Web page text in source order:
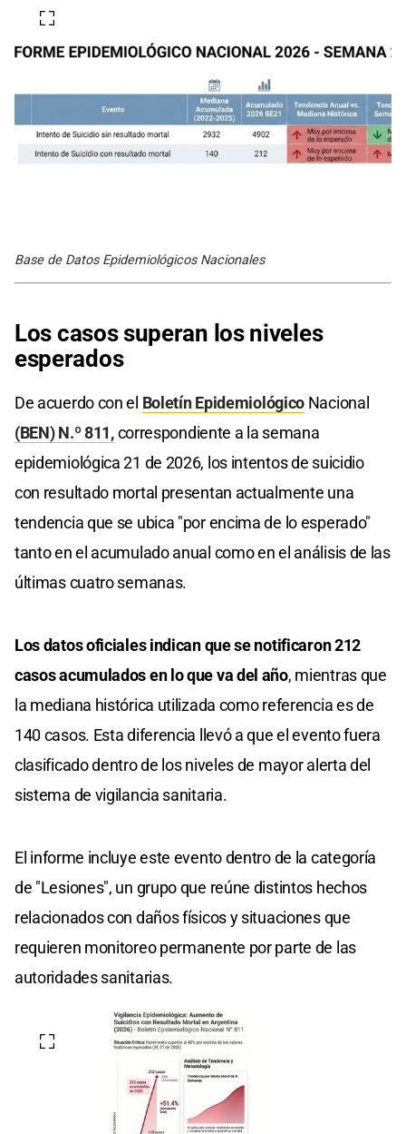
Base de Datos Epidemiológicos Nacionales
Los casos superan los niveles
esperados
De acuerdo con el Boletín Epidemiológico Nacional
(BEN) N.º 811,correspondiente a la semana
epidemiológica 21 de 2026, los intentos de suicidio
con resultado mortal presentan actualmente una
tendencia que se ubica "por encima de lo esperado"
tanto en el acumulado anual como en el análisis de las
últimas cuatro semanas.
Los datos oficiales indican que se notificaron 212
casos acumulados en lo que va del año, mientras que
la mediana histórica utilizada como referencia es de
140 casos. Esta diferencia llevó a que el evento fuera
clasificado dentro de los niveles de mayor alerta del
sistema de vigilancia sanitaria.
El informe incluye este evento dentro de la categoría
de "Lesiones", un grupo que reúne distintos hechos
relacionados con daños físicos y situaciones que
requieren monitoreo permanente por parte de las
autoridades sanitarias.